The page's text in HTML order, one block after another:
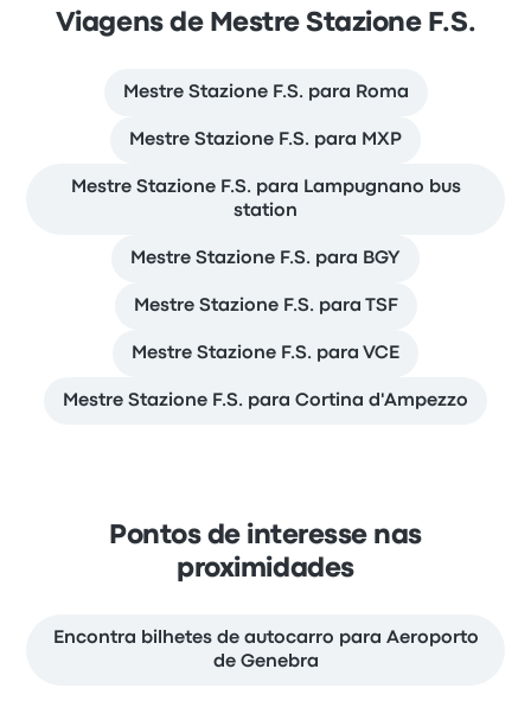
Viagens de Mestre Stazione F.S.
Mestre Stazione F.S. para Roma
Mestre Stazione F.S. para MXP
Mestre Stazione F.S. para Lampugnano bus
station
Mestre Stazione F.S. para BGY
Mestre Stazione F.S. para TSF
Mestre Stazione F.S. para VCE
Mestre Stazione F.S. para Cortina d'Ampezzo
Pontos de interesse nas
proximidades
Encontra bilhetes de autocarro para Aeroporto
de Genebra